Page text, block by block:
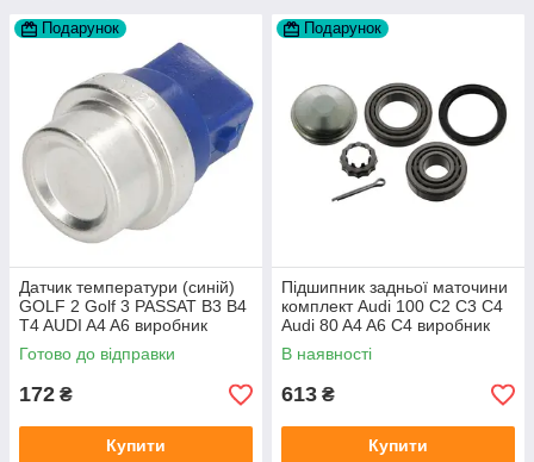
Подарунок
Датчик температури (синій)
GOLF 2 Golf 3 PASSAT B3 B4
T4 AUDI A4 A6 виробник
Topran Німеччина
Готово до відправки
172 ₴
Купити
Подарунок
Підшипник задньої маточини
комплект Audi 100 C2 C3 C4
Audi 80 A4 A6 C4 виробник
FAG
В наявності
613 ₴
Купити